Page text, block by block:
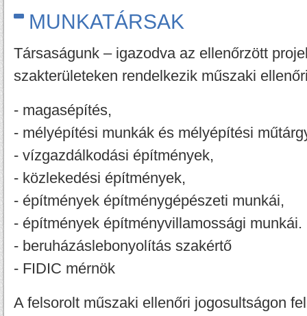
MUNKATÁRSAK
Társaságunk – igazodva az ellenőrzött
szakterületeken rendelkezik műszaki
- magasépítés,
- mélyépítési munkák és mélyépítési
- vízgazdálkodási építmények,
- közlekedési építmények,
- építmények építménygépészeti munkái,
- építmények építményvillamossági munkái.
- beruházáslebonyolítás szakértő
- FIDIC mérnök
A felsorolt műszaki ellenőri jogosultságon